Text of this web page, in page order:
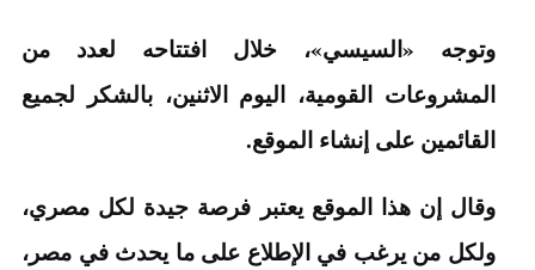
وتوجه «السيسي»، خلال افتتاحه لعدد من
المشروعات القومية، اليوم الاثنين، بالشكر لجميع
القائمين على إنشاء الموقع.
وقال إن هذا الموقع يعتبر فرصة جيدة لكل مصري،
ولكل من يرغب في الإطلاع على ما يحدث في مصر،